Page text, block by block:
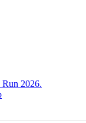
Run 2026.